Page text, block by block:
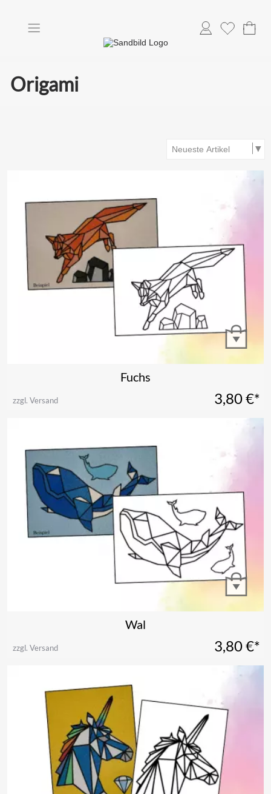
Anmelden
Merkliste
Origami
Fuchs
zzgl. Versand 3,80€*
Wal
zzgl. Versand 3,80€*